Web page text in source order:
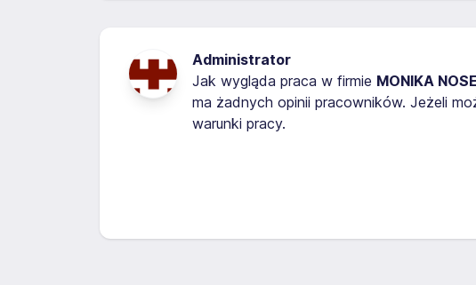
Administrator
Jak wygląda praca w firmie MONIKA
ma żadnych opinii pracowników. Jeżeli
warunki pracy.